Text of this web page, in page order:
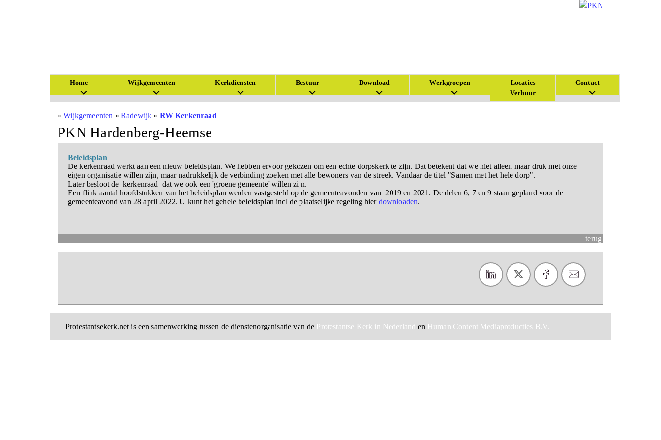
Home Wijkgemeenten Kerkdiensten Bestuur Download Werkgroepen
Locaties
Verhuur
Contact
»Wijkgemeenten » Radewijk » RW Kerkenraad
PKN Hardenberg-Heemse
Beleidsplan
De kerkenraad werkt aan een nieuw beleidsplan. We hebben ervoor gekozen om een echte dorpskerk te zijn. Dat betekent dat we niet alleen maar druk met onze
eigen organisatie willen zijn, maar nadrukkelijk de verbinding zoeken met alle bewoners van de streek. Vandaar de titel "Samen met het hele dorp".
Later besloot de kerkenraad dat we ook een 'groene gemeente' willen zijn.
Een flink aantal hoofdstukken van het beleidsplan werden vastgesteld op de gemeenteavonden van 2019 en 2021. De delen 6, 7 en 9 staan gepland voor de
gemeenteavond van 28 april 2022. U kunt het gehele beleidsplan incl de plaatselijke regeling hier downloaden.
terug
Protestantsekerk.net is een samenwerking tussen de dienstenorganisatie van de Protestantse Kerk in Nederland en Human Content Mediaproducties B.V.